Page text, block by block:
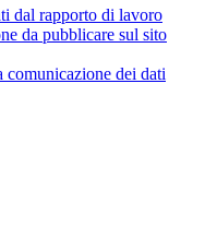
dal rapporto di lavoro
da pubblicare sul sito
comunicazione dei dati